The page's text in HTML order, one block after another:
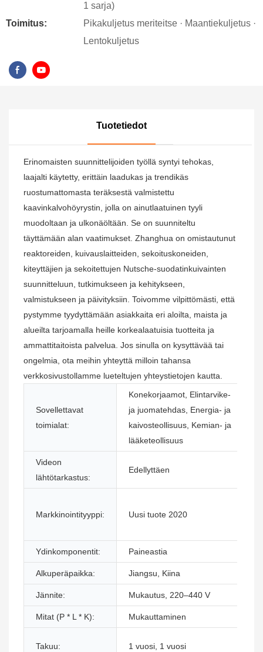
1 sarja)
Toimitus:
Pikakuljetus meriteitse · Maantiekuljetus ·
Lentokuljetus
Tuotetiedot
Erinomaisten suunnittelijoiden työllä syntyi tehokas,
laajalti käytetty, erittäin laadukas ja trendikäs
ruostumattomasta teräksestä valmistettu
kaavinkalvohöyrystin, jolla on ainutlaatuinen tyyli
muodoltaan ja ulkonäöltään. Se on suunniteltu
täyttämään alan vaatimukset. Zhanghua on omistautunut
reaktoreiden, kuivauslaitteiden, sekoituskoneiden,
kiteyttäjien ja sekoitettujen Nutsche-suodatinkuivainten
suunnitteluun, tutkimukseen ja kehitykseen,
valmistukseen ja päivityksiin. Toivomme vilpittömästi, että
pystymme tyydyttämään asiakkaita eri aloilta, maista ja
alueilta tarjoamalla heille korkealaatuisia tuotteita ja
ammattitaitoista palvelua. Jos sinulla on kysyttävää tai
ongelmia, ota meihin yhteyttä milloin tahansa
verkkosivustollamme lueteltujen yhteystietojen kautta.
Sovellettavat
toimialat:
Konekorjaamot, Elintarvike-
ja juomatehdas, Energia- ja
kaivosteollisuus, Kemian- ja
lääketeollisuus
Videon
lähtötarkastus:
Edellyttäen
Markkinointityyppi: Uusi tuote 2020
Ydinkomponentit: Paineastia
Alkuperäpaikka: Jiangsu, Kiina
Jännite: Mukautus, 220–440 V
Mitat (P * L * K): Mukauttaminen
Takuu: 1 vuosi, 1 vuosi